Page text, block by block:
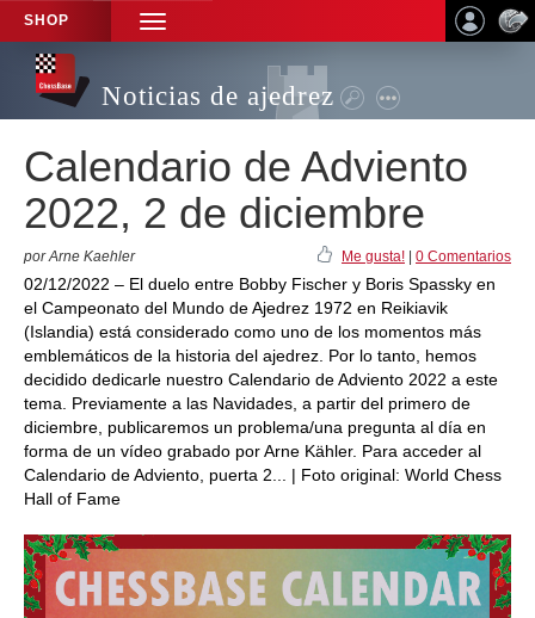
SHOP
TOGGLE
NAVIGATION
Noticias de ajedrez
Calendario de Adviento
2022, 2 de diciembre
por Arne Kaehler Me gusta! 0 Comentarios
02/12/2022 – El duelo entre Bobby Fischer y Boris Spassky en
el Campeonato del Mundo de Ajedrez 1972 en Reikiavik
(Islandia) está considerado como uno de los momentos más
emblemáticos de la historia del ajedrez. Por lo tanto, hemos
decidido dedicarle nuestro Calendario de Adviento 2022 a este
tema. Previamente a las Navidades, a partir del primero de
diciembre, publicaremos un problema/una pregunta al día en
forma de un vídeo grabado por Arne Kähler. Para acceder al
Calendario de Adviento, puerta 2... | Foto original: World Chess
Hall of Fame